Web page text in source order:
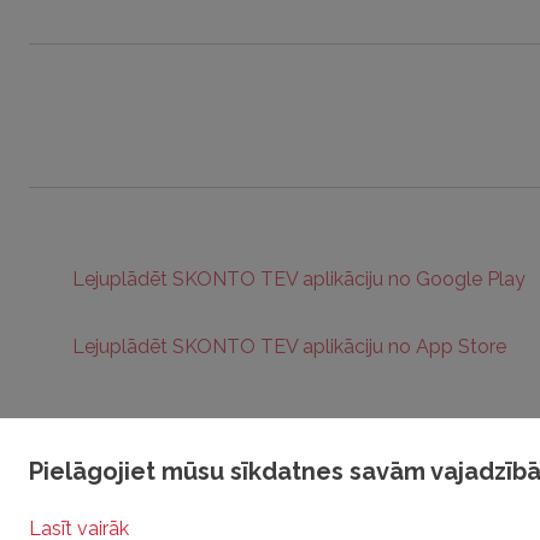
Lejuplādēt SKONTO TEV aplikāciju no Google Play
Lejuplādēt SKONTO TEV aplikāciju no App Store
Pielāgojiet mūsu sīkdatnes savām